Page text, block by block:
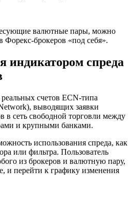
валютные пары, можно
Форекс-брокеров «под себя».
индикатором спреда
счетов ECN-типа
выводящих заявки
в сеть свободной торговли между
и крупными банками.
использования спреда, как
или фильтра. Пользователь
из брокеров и валютную пару,
и перейти к графику изменения